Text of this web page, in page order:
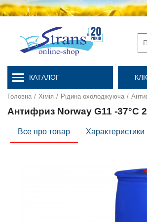
КАТАЛОГ
Головна / Хімія / Рідина охолоджуюча /
Антифриз Norway G11 -37°C
Все про товар Характеристики